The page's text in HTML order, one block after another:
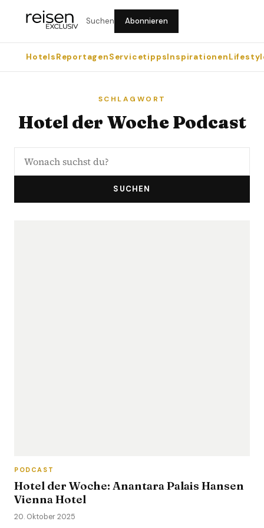
Suchen Abonnieren
HotelsReportagenServicetippsInspirationen
SCHLAGWORT
Hotel der Woche Podcast
SUCHEN
PODCAST
Hotel der Woche: Anantara Palais Hansen
Vienna Hotel
20. Oktober 2025